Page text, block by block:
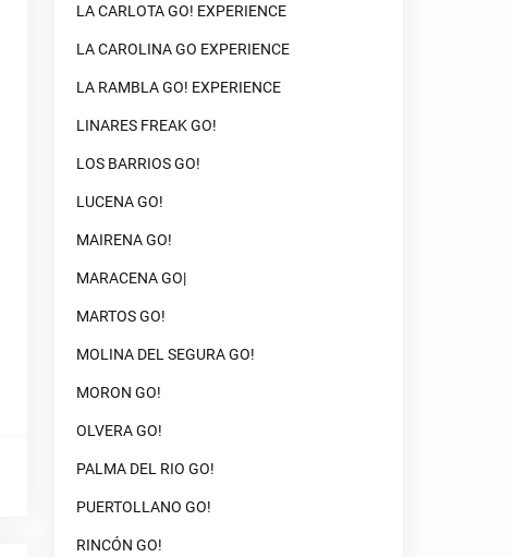
LA CARLOTA GO! EXPERIENCE
LA CAROLINA GO EXPERIENCE
LA RAMBLA GO! EXPERIENCE
LINARES FREAK GO!
LOS BARRIOS GO!
LUCENA GO!
MAIRENA GO!
MARACENA GO|
MARTOS GO!
MOLINA DEL SEGURA GO!
MORON GO!
OLVERA GO!
PALMA DEL RIO GO!
PUERTOLLANO GO!
RINCÓN GO!